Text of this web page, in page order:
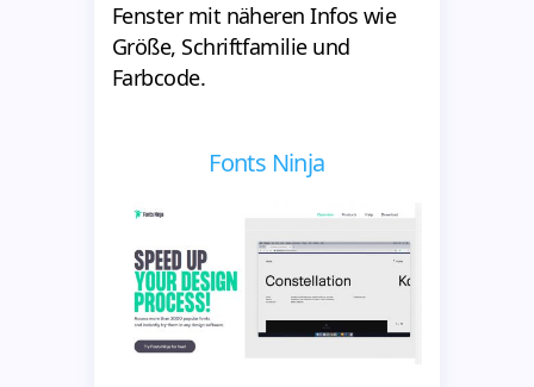
Fenster mit näheren Infos wie
Größe, Schriftfamilie und
Farbcode.
Fonts Ninja